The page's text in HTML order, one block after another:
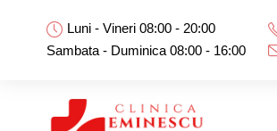
Luni - Vineri 08:00 - 20:00
Sambata - Duminica 08:00 - 16:00